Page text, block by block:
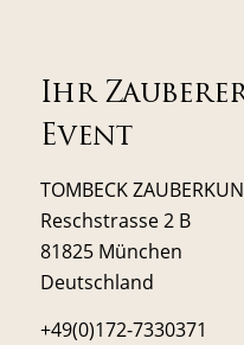
Ihr
Event
TOMBECK
Reschstrasse 2 B
81825 München
Deutschland
+49(0)172-7330371